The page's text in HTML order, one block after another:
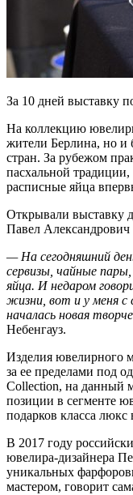
За 10 дней выставку
На коллекцию
жители Берлина, но и
стран. За рубежом
пасхальной
расписные яйца
Открывали выставку
Павел
— На сегодняшний
сервизы, чайные
яйца. И недаром
жизни, вот и у меня с
началась новая
Небенгауз.
Изделия ювелирного
за ее пределами под
Collection, на данный
позиции в сегменте
подарков класса люкс
В 2017 году
ювелира-дизайнера
уникальных
мастером, говорит